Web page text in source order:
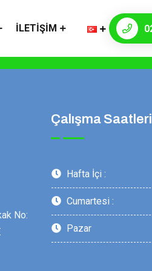
İLETIŞIM
No:
Çalışma Saatleri
Hafta İçi :
Cumartesi :
Pazar